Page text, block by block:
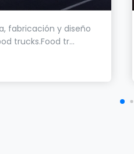
fabricación y diseño
trucks.Food tr...